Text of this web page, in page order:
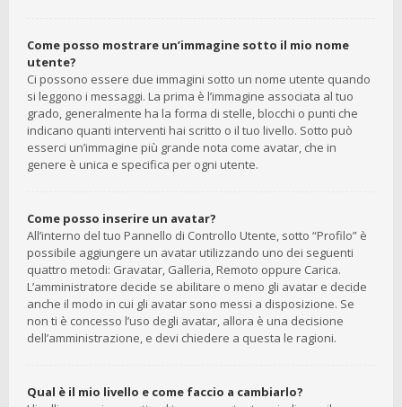
Come posso mostrare un’immagine sotto il mio nome
utente?
Ci possono essere due immagini sotto un nome utente quando
si leggono i messaggi. La prima è l’immagine associata al tuo
grado, generalmente ha la forma di stelle, blocchi o punti che
indicano quanti interventi hai scritto o il tuo livello. Sotto può
esserci un’immagine più grande nota come avatar, che in
genere è unica e specifica per ogni utente.
Come posso inserire un avatar?
All’interno del tuo Pannello di Controllo Utente, sotto “Profilo” è
possibile aggiungere un avatar utilizzando uno dei seguenti
quattro metodi: Gravatar, Galleria, Remoto oppure Carica.
L’amministratore decide se abilitare o meno gli avatar e decide
anche il modo in cui gli avatar sono messi a disposizione. Se
non ti è concesso l’uso degli avatar, allora è una decisione
dell’amministrazione, e devi chiedere a questa le ragioni.
Qual è il mio livello e come faccio a cambiarlo?